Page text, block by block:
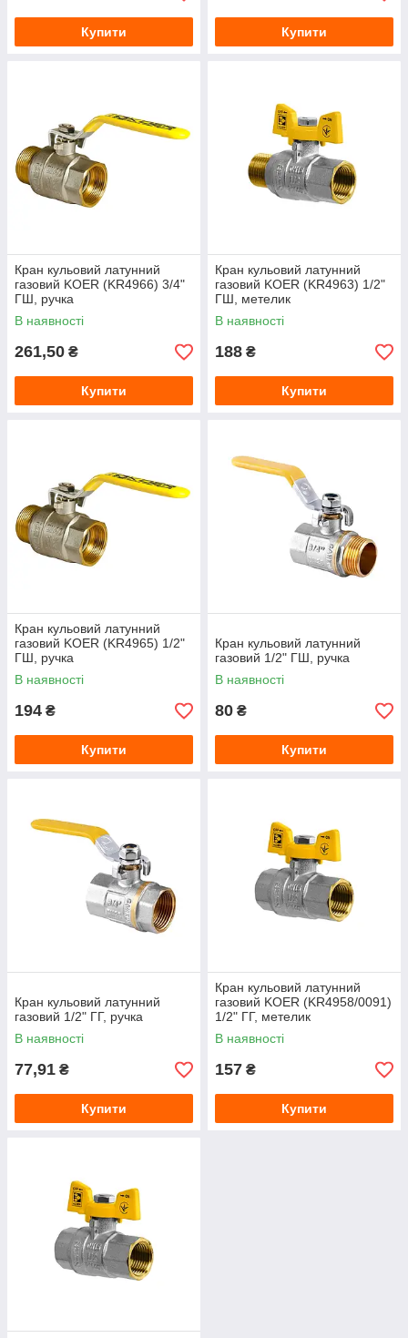
Купити Купити
Кран кульовий латунний
газовий KOER (KR4966) 3/4"
ГШ, ручка
В наявності
261,50 ₴
Купити
Кран кульовий латунний
газовий KOER (KR4963) 1/2"
ГШ, метелик
В наявності
188 ₴
Купити
Кран кульовий латунний
газовий KOER (KR4965) 1/2"
ГШ, ручка
В наявності
194 ₴
Купити
Кран кульовий латунний
газовий 1/2" ГШ, ручка
В наявності
80 ₴
Купити
Кран кульовий латунний
газовий 1/2" ГГ, ручка
В наявності
77,91 ₴
Купити
Кран кульовий латунний
газовий KOER (KR4958/0091)
1/2" ГГ, метелик
В наявності
157 ₴
Купити